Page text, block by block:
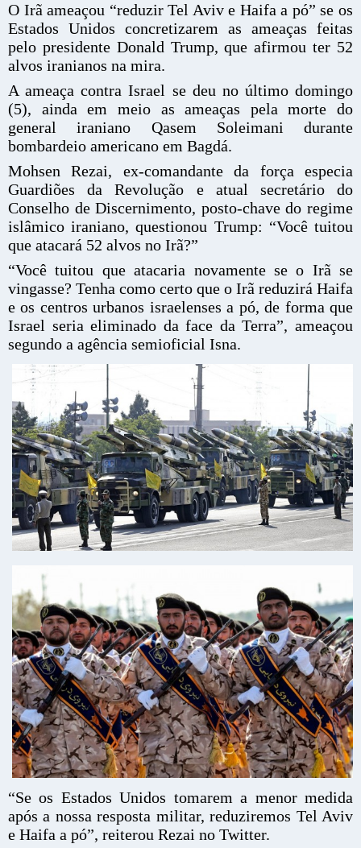
O Irã ameaçou “reduzir Tel Aviv e Haifa a pó” se os
Estados Unidos concretizarem as ameaças feitas
pelo presidente Donald Trump, que afirmou ter 52
alvos iranianos na mira.
A ameaça contra Israel se deu no último domingo
(5), ainda em meio as ameaças pela morte do
general iraniano Qasem Soleimani durante
bombardeio americano em Bagdá.
Mohsen Rezai, ex-comandante da força especia
Guardiões da Revolução e atual secretário do
Conselho de Discernimento, posto-chave do regime
islâmico iraniano, questionou Trump: “Você tuitou
que atacará 52 alvos no Irã?”
“Você tuitou que atacaria novamente se o Irã se
vingasse? Tenha como certo que o Irã reduzirá Haifa
e os centros urbanos israelenses a pó, de forma que
Israel seria eliminado da face da Terra”, ameaçou
segundo a agência semioficial Isna.
“Se os Estados Unidos tomarem a menor medida
após a nossa resposta militar, reduziremos Tel Aviv
e Haifa a pó”, reiterou Rezai no Twitter.